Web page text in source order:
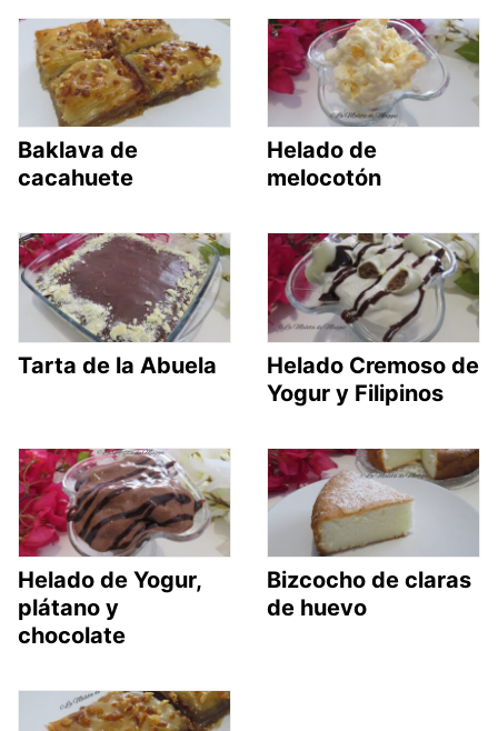
Baklava de
cacahuete
Helado de
melocotón
Tarta de la Abuela
Helado Cremoso de
Yogur y Filipinos
Helado de Yogur,
plátano y
chocolate
Bizcocho de claras
de huevo